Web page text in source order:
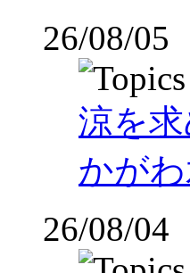
26/08/05
涼を
かが
26/08/04